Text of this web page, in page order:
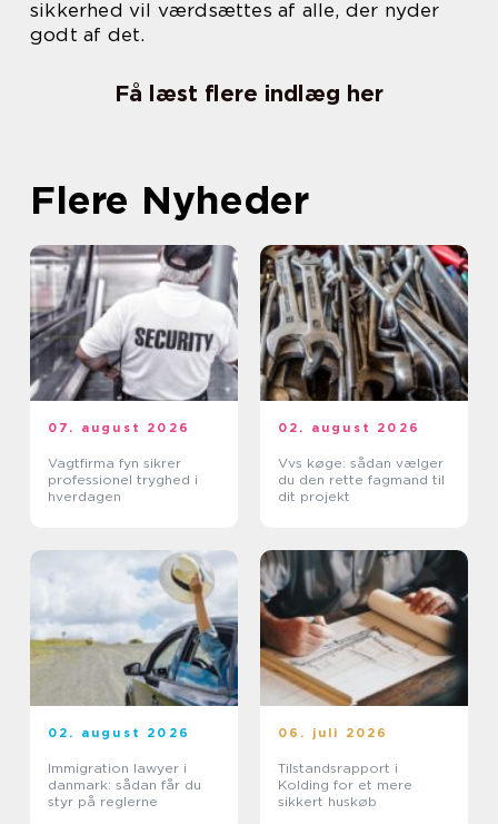
sikkerhed vil værdsættes af alle, der nyder
godt af det.
Få læst flere indlæg her
Flere Nyheder
07. august 2026
Vagtfirma fyn sikrer
professionel tryghed i
hverdagen
02. august 2026
Vvs køge: sådan vælger
du den rette fagmand til
dit projekt
02. august 2026
Immigration lawyer i
danmark: sådan får du
styr på reglerne
06. juli 2026
Tilstandsrapport i
Kolding for et mere
sikkert huskøb